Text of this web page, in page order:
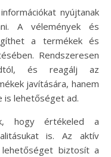
nyújtanak
A vélemények és
a termékek és
Rendszeresen
és reagálj az
javítására, hanem
is lehetőséget ad.
hogy értékeled a
is. Az aktív
biztosít a